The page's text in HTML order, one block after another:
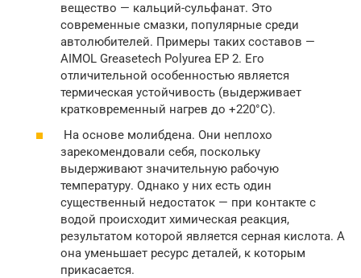
вещество — кальций-сульфанат. Это
современные смазки, популярные среди
автолюбителей. Примеры таких составов —
AIMOL Greasetech Polyurea EP 2. Его
отличительной особенностью является
термическая устойчивость (выдерживает
кратковременный нагрев до +220°С).
На основе молибдена. Они неплохо
зарекомендовали себя, поскольку
выдерживают значительную рабочую
температуру. Однако у них есть один
существенный недостаток — при контакте с
водой происходит химическая реакция,
результатом которой является серная кислота. А
она уменьшает ресурс деталей, к которым
прикасается.